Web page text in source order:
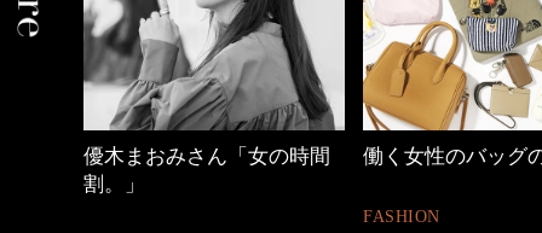
優木まおみさん「女の時間
割。」
働く女性のバッグ
FASHION